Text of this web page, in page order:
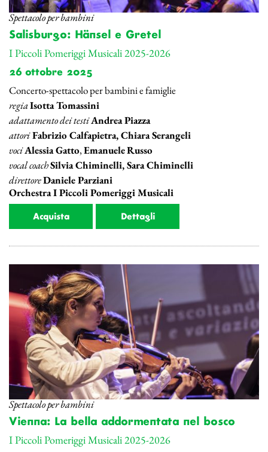
Spettacolo per bambini
Salisburgo: Hänsel e Gretel
I Piccoli Pomeriggi Musicali 2025-2026
26 ottobre 2025
Concerto-spettacolo per bambini e famiglie
regiaIsotta Tomassini
adattamento dei testiAndrea Piazza
attoriFabrizio Calfapietra, Chiara Serangeli
vociAlessia Gatto,EmanueleRusso
vocal coachSilvia Chiminelli, Sara Chiminelli
direttoreDaniele Parziani
Orchestra I Piccoli Pomeriggi Musicali
Acquista Dettagli
Spettacolo per bambini
Vienna: La bella addormentata nel bosco
I Piccoli Pomeriggi Musicali 2025-2026